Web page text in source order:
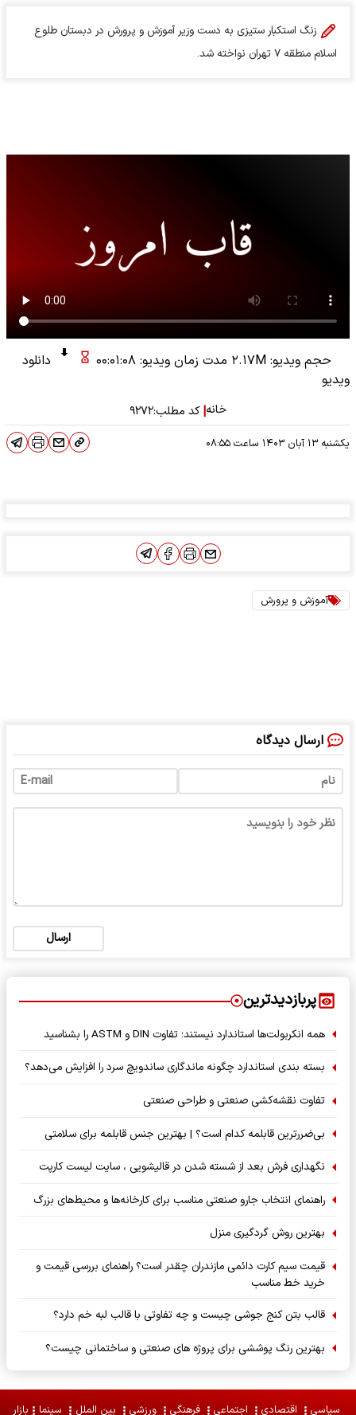
زنگ استکبار ستیزی به دست وزیر آموزش و پرورش در دبستان طلوع
اسلام منطقه ۷ تهران نواخته شد.
حجم ویدیو: ۲.۱۷M مدت زمان ویدیو: ۰۰:۰۱:۰۸
دانلود
ویدیو
خانه|کد مطلب:۹۲۷۲
یکشنبه ۱۳ آبان ۱۴۰۳ ساعت
آموزش و پرورش
ارسال دیدگاه
ارسال
پربازدیدترین
همه انکربولت‌ها استاندارد نیستند؛ تفاوت DIN و ASTM را بشناسید
بسته‌ بندی استاندارد چگونه ماندگاری ساندویچ سرد را افزایش می‌دهد؟
تفاوت نقشه‌کشی صنعتی و طراحی صنعتی
بی‌ضررترین قابلمه کدام است؟ | بهترین جنس قابلمه برای سلامتی
نگهداری فرش بعد از شسته شدن در قالیشویی ، سایت لیست کارپت
راهنمای انتخاب جارو صنعتی مناسب برای کارخانه‌ها و محیط‌های بزرگ
بهترین روش گردگیری منزل
قیمت سیم کارت دائمی مازندران چقدر است؟ راهنمای بررسی قیمت و
خرید خط مناسب
قالب بتن کنج جوشی چیست و چه تفاوتی با قالب لبه خم دارد؟
بهترین رنگ پوششی برای پروژه های صنعتی و ساختمانی چیست؟
سیاسی اقتصادی اجتماعی فرهنگی ورزشی بین الملل سینما بازار